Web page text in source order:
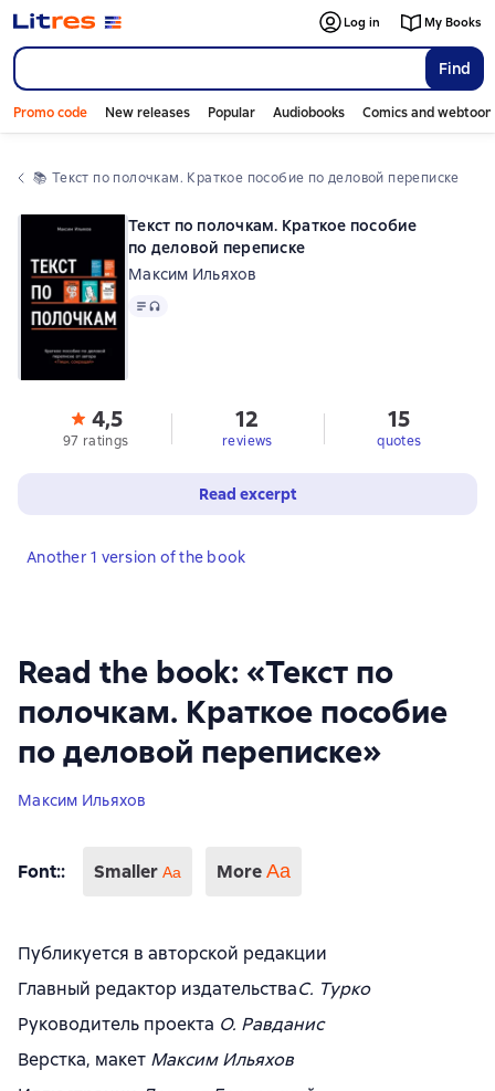
Find
Log in My Books
Promo code New releases Popular Audiobooks Comics and
📚 Текст по полочкам. Краткое пособие по деловой переписке
Read the book: «Текст по
полочкам. Краткое пособие
по деловой переписке»
Максим Ильяхов
Font:: Smaller Aa More Аа
Публикуется в авторской редакции
Главный редактор издательстваС. Турко
Руководитель проекта О. Равданис
Верстка, макет Максим Ильяхов
Текст по полочкам. Краткое пособие
по деловой переписке
Максим Ильяхов
Text, audio format available
4,5
97 ratings
12
reviews
15
quotes
Read excerpt
Another 1 version of the book